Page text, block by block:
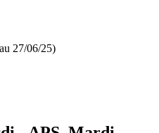
27/06/25)